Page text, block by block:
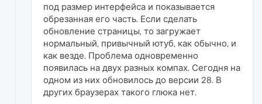
под размер интерфейса и показывается
обрезанная его часть. Если сделать
обновление страницы, то загружает
нормальный, привычный ютуб, как обычно, и
как везде. Проблема одновременно
появилась на двух разных компах. Сегодня на
одном из них обновилось до версии 28. В
других браузерах такого глюка нет.